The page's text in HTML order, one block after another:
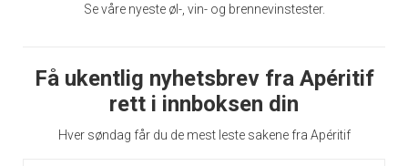
Se våre nyeste øl-, vin- og brennevinstester.
Få ukentlig nyhetsbrev fra Apéritif
rett i innboksen din
Hver søndag får du de mest leste sakene fra Apéritif